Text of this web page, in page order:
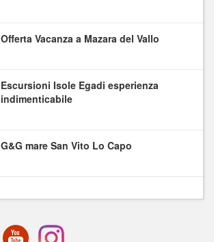
Offerta Vacanza a Mazara del Vallo
Escursioni Isole Egadi esperienza
indimenticabile
G&G mare San Vito Lo Capo